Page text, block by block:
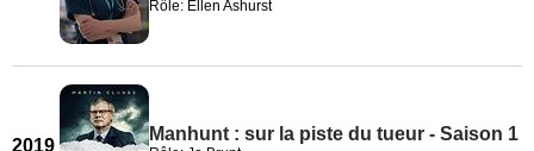
Rôle: Ellen Ashurst
2019
Manhunt : sur la piste du tueur - Saison 1